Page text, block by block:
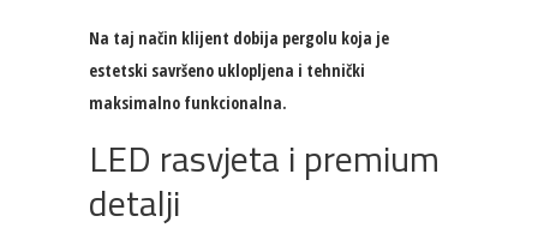
Na taj način klijent dobija pergolu koja je
estetski savršeno uklopljena i tehnički
maksimalno funkcionalna.
LED rasvjeta i premium
detalji